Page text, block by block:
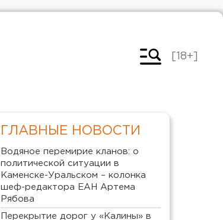
[18+]
ГЛАВНЫЕ НОВОСТИ
Водяное перемирие кланов: о
политической ситуации в
Каменске-Уральском – колонка
шеф-редактора ЕАН Артема
Рябова
Перекрытие дорог у «Калины» в